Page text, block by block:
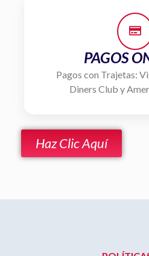
PAGOS
Pagos con Trajetas:
Diners Club y
Haz Clic Aquí